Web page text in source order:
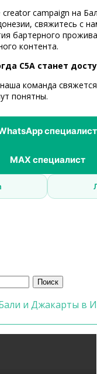
creator campaign на
свяжитесь с
бартерного
контента.
C5A станет
команда
понятны.
специалист
MAX специалист
и Джакарты в